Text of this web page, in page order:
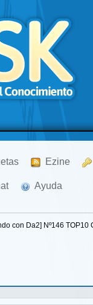
Ezine
Ayuda
con Da2] Nº146